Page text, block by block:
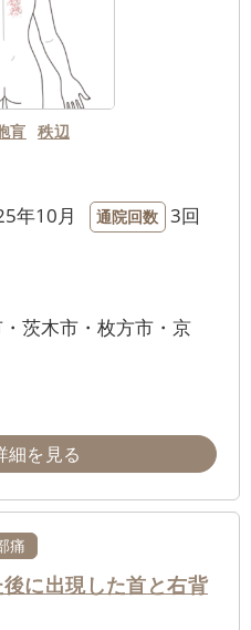
肓 秩辺
年10月 通院回数 3回
茨木市・枚方市・京
細を見る
痛
に出現した首と右背